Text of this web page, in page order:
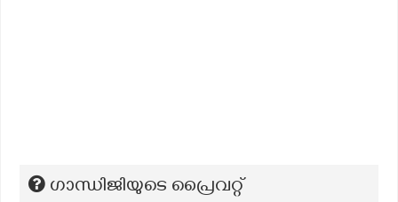
ഗാന്ധിജിയുടെ പ്രൈവറ്റ്